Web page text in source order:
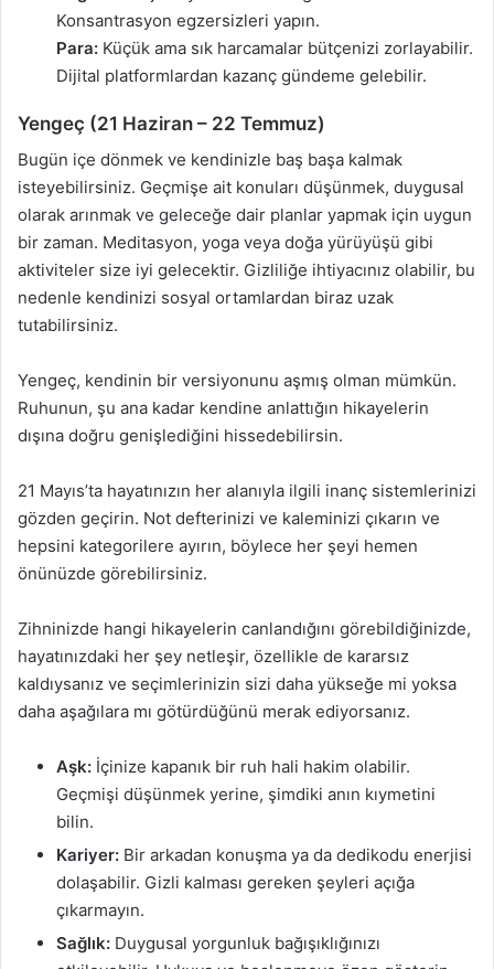
Konsantrasyon egzersizleri yapın.
Para: Küçük ama sık harcamalar bütçenizi zorlayabilir.
Dijital platformlardan kazanç gündeme gelebilir.
Yengeç (21 Haziran – 22 Temmuz)
Bugün içe dönmek ve kendinizle baş başa kalmak
isteyebilirsiniz. Geçmişe ait konuları düşünmek, duygusal
olarak arınmak ve geleceğe dair planlar yapmak için uygun
bir zaman. Meditasyon, yoga veya doğa yürüyüşü gibi
aktiviteler size iyi gelecektir. Gizliliğe ihtiyacınız olabilir, bu
nedenle kendinizi sosyal ortamlardan biraz uzak
tutabilirsiniz.
Yengeç, kendinin bir versiyonunu aşmış olman mümkün.
Ruhunun, şu ana kadar kendine anlattığın hikayelerin
dışına doğru genişlediğini hissedebilirsin.
21 Mayıs’ta hayatınızın her alanıyla ilgili inanç sistemlerinizi
gözden geçirin. Not defterinizi ve kaleminizi çıkarın ve
hepsini kategorilere ayırın, böylece her şeyi hemen
önünüzde görebilirsiniz.
Zihninizde hangi hikayelerin canlandığını görebildiğinizde,
hayatınızdaki her şey netleşir, özellikle de kararsız
kaldıysanız ve seçimlerinizin sizi daha yükseğe mi yoksa
daha aşağılara mı götürdüğünü merak ediyorsanız.
Aşk: İçinize kapanık bir ruh hali hakim olabilir.
Geçmişi düşünmek yerine, şimdiki anın kıymetini
bilin.
Kariyer: Bir arkadan konuşma ya da dedikodu enerjisi
dolaşabilir. Gizli kalması gereken şeyleri açığa
çıkarmayın.
Sağlık: Duygusal yorgunluk bağışıklığınızı